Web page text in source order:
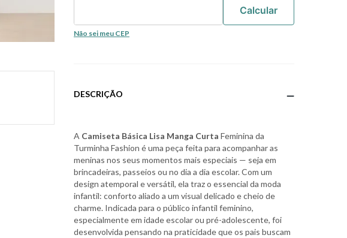
Não sei meu CEP
DESCRIÇÃO
A Camiseta Básica Lisa Manga Curta Feminina da
Turminha Fashion é uma peça feita para acompanhar as
meninas nos seus momentos mais especiais — seja em
brincadeiras, passeios ou no dia a dia escolar. Com um
design atemporal e versátil, ela traz o essencial da moda
infantil: conforto aliado a um visual delicado e cheio de
charme. Indicada para o público infantil feminino,
especialmente em idade escolar ou pré-adolescente, foi
desenvolvida pensando na praticidade que os pais buscam